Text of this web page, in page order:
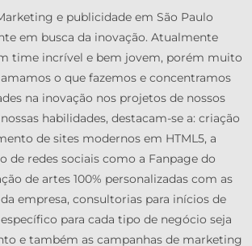
e publicidade em São Paulo
em busca da inovação. Atualmente
time incrível e bem jovem, porém muito
o que fazemos e concentramos
na inovação nos projetos de nossos
habilidades, destacam-se a: criação
de sites modernos em HTML5, a
de redes sociais como a Fanpage do
de artes 100% personalizadas com as
empresa, consultorias para inícios de
para cada tipo de negócio seja
e também as campanhas de marketing